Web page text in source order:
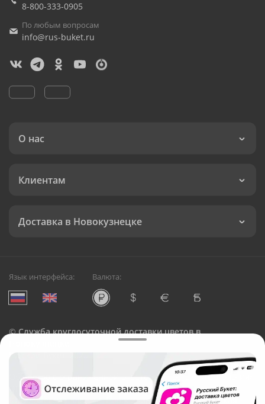
8-800-333-0905
По любым вопросам
info@rus-buket.ru
О нас
Клиентам
Доставка в Новокузнецке
Язык интерфейса: Валюта:
©Служба круглосуточной доставки цветов в
Русский Букет, 2026
Общество с ограниченной ответственностью «Технология»
ОГРН: 1195476081745, ИНН: 5410081997
Юридический адрес: г. Новосибирск, ул. Ипподромская,